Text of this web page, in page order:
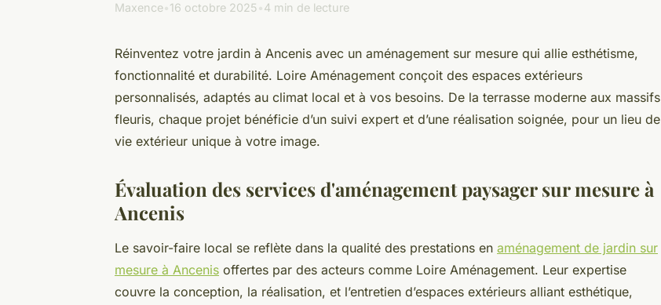
Maxence 16 octobre 2025 4 min de lecture
Réinventez votre jardin à Ancenis avec un aménagement sur mesure qui allie esthétisme,
fonctionnalité et durabilité. Loire Aménagement conçoit des espaces extérieurs
personnalisés, adaptés au climat local et à vos besoins. De la terrasse moderne aux massifs
fleuris, chaque projet bénéficie d’un suivi expert et d’une réalisation soignée, pour un lieu de
vie extérieur unique à votre image.
Évaluation des services d'aménagement paysager sur mesure à
Ancenis
Le savoir-faire local se reflète dans la qualité des prestations en aménagement de jardin sur
mesure à Ancenis offertes par des acteurs comme Loire Aménagement. Leur expertise
couvre la conception, la réalisation, et l’entretien d’espaces extérieurs alliant esthétique,